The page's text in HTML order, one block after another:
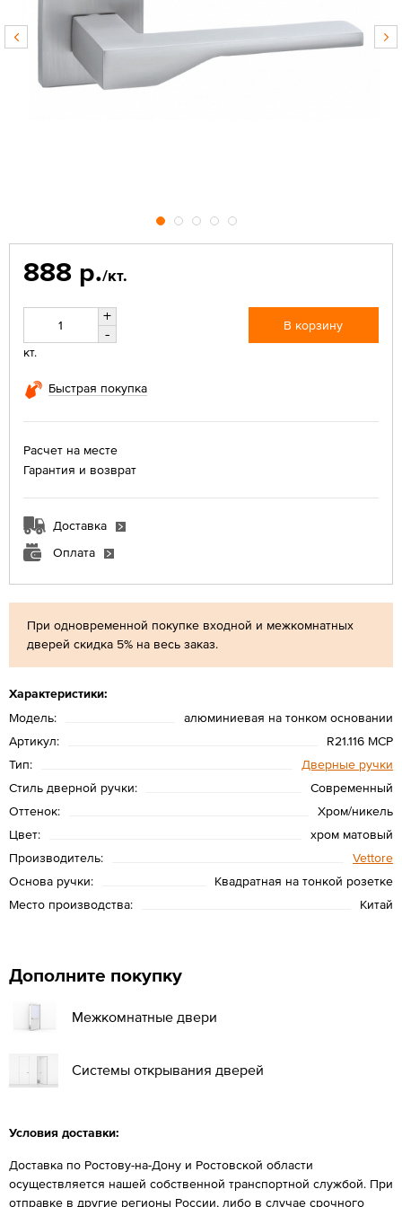
При одновременной покупке входной и межкомнатных
дверей скидка 5% на весь заказ.
Характеристики:
Модель:
алюминиевая на тонком основании
Артикул:
R21.116 MCP
Тип:
Дверные ручки
Стиль дверной ручки:
Современный
Оттенок:
Хром/никель
Цвет:
хром матовый
Производитель:
Vettore
Основа ручки:
Квадратная на тонкой розетке
Место производства:
Китай
888 р./кт.
+
-
кт.
В корзину
Быстрая покупка
Расчет на месте
Гарантия и возврат
Доставка
Оплата
Дополните покупку
Межкомнатные двери
Системы открывания дверей
Условия доставки:
Доставка по Ростову-на-Дону и Ростовской области
осуществляется нашей собственной транспортной службой. При
отправке в другие регионы России, либо в случае срочного